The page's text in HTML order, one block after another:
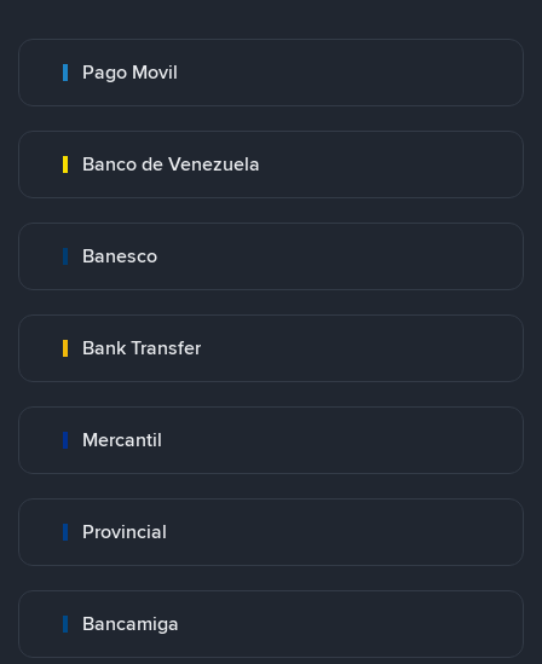
Pago Movil
Banco de Venezuela
Banesco
Bank Transfer
Mercantil
Provincial
Bancamiga